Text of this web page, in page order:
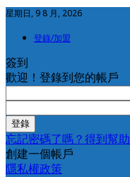
星期日, 9 8 月, 2026
登錄/加盟
簽到
歡迎！登錄到您的帳戶
忘記密碼了嗎？得到幫助
創建一個帳戶
隱私權政策